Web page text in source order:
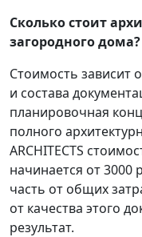
Сколько стоит
загородного дома?
Стоимость зависит
и состава
планировочная
полного
ARCHITECTS
начинается от 3000
часть от общих
от качества этого
результат.